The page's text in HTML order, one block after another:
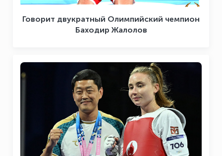
Говорит двукратный Олимпийский чемпион
Баходир Жалолов